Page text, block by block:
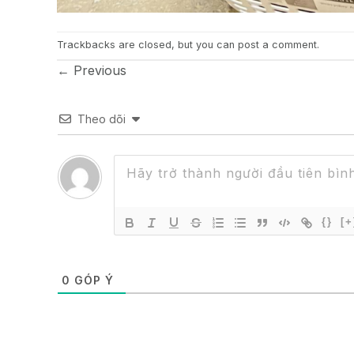
Trackbacks are closed, but you can post a comment.
← Previous
Theo dõi
{}
0 GÓP Ý